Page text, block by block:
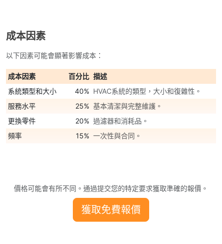
成本因素
以下因素可能會顯著影響成本：
成本因素 百分比 描述
系統類型和大小
40% HVAC系統的類型，大小和復雜性。
服務水平
25% 基本清潔與完整維護。
更換零件
20% 過濾器和消耗品。
頻率
15% 一次性與合同。
價格可能會有所不同。通過提交您的特定要求獲取準確的報價。
獲取免費報價